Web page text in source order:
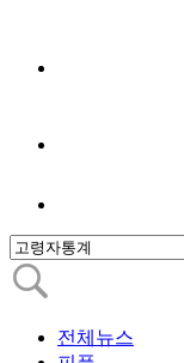
전체뉴스